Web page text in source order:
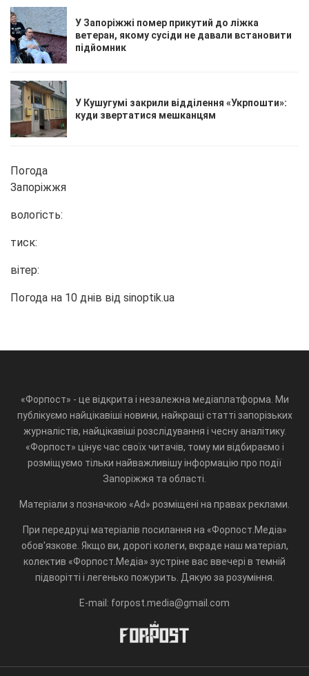
У Запоріжжі помер прикутий до ліжка
ветеран, якому сусіди не давали встановити
підйомник
У Кушугумі закрили відділення «Укрпошти»:
куди звертатися мешканцям
Погода
Запоріжжя
вологість:
тиск:
вітер:
Погода на 10 днів від sinoptik.ua
«Форпост» - це відкрита і незалежна медіаплатформа. Ми
публікуємо найцікавіші новини, найкращі статті запорізьких
журналістів, найцікавіші розслідування і чесну аналітику.
«Форпост» цінує час своїх читачів, тому ми відбираємо і
розміщуємо тільки найважливішу інформацію про події
Запоріжжя та області.
Матеріали з позначкою «Ad» розміщені на правах реклами.
При передруці матеріалів посилання на «Форпост.Медіа»
обов'язкове. Якщо ви, дорогі колеги, вкраде наш матеріал,
колектив «Форпост.Медіа» зустріне вас ввечері в темній
підворітті і легенько пожурить. Дякую за розуміння.
E-mail: forpost.media@gmail.com